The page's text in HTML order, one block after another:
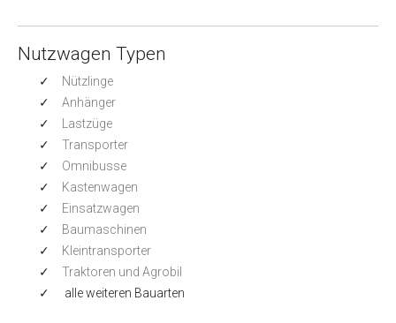
Nutzwagen Typen
Nützlinge
Anhänger
Lastzüge
Transporter
Omnibusse
Kastenwagen
Einsatzwagen
Baumaschinen
Kleintransporter
Traktoren und Agrobil
alle weiteren Bauarten